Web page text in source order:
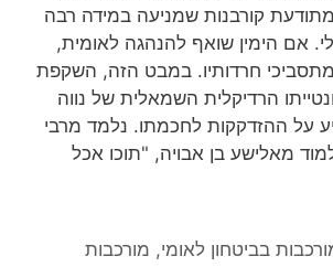
מתודעת קורבנות שמניעה במידה רבה
אם הימין שואף להנהגה לאומית,
מתסביכי חרדותיו. במבט הזה, השקפת
הרדיקלית השמאלית של נווה
על ההזדקקות לחכמתו. נלמד מרבי
מאלישע בן אבויה, "תוכו אכל
בביטחון לאומי, מורכבות